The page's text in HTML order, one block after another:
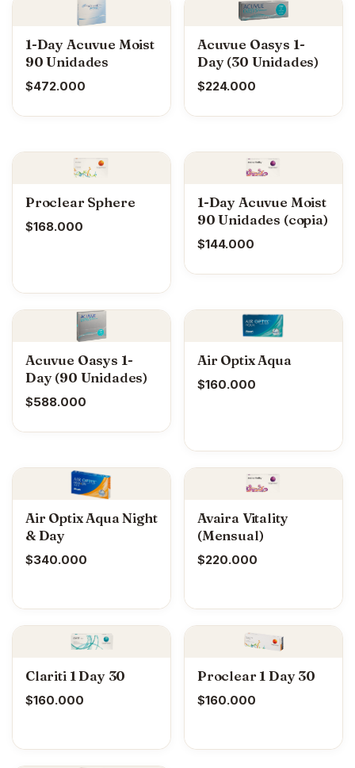
1-Day Acuvue Moist
90 Unidades
$472.000
Acuvue Oasys 1-
Day (30 Unidades)
$224.000
Proclear Sphere
$168.000
1-Day Acuvue Moist
90 Unidades (copia)
$144.000
Acuvue Oasys 1-
Day (90 Unidades)
$588.000
Air Optix Aqua
$160.000
Air Optix Aqua Night
& Day
$340.000
Avaira Vitality
(Mensual)
$220.000
Clariti 1 Day 30
$160.000
Proclear 1 Day 30
$160.000